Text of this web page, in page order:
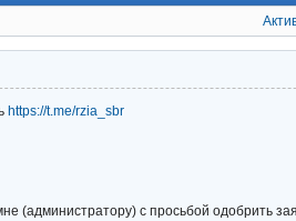
https://t.me/rzia_sbr
с просьбой одобрить